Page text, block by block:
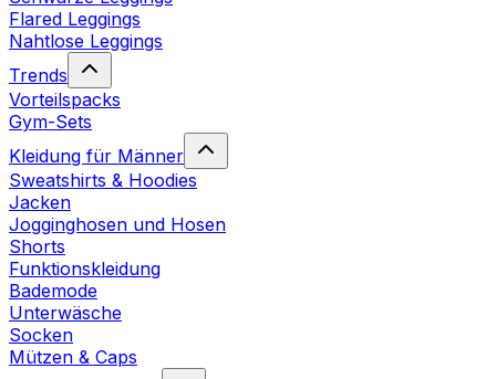
Flared Leggings
Nahtlose Leggings
Trends
Vorteilspacks
Gym-Sets
Kleidung für Männer
Sweatshirts & Hoodies
Jacken
Jogginghosen und Hosen
Shorts
Funktionskleidung
Bademode
Unterwäsche
Socken
Mützen & Caps